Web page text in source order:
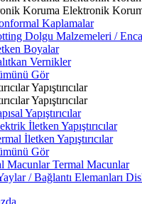
Elektronik
Kaplamalar
Dolgu Malzemeleri /
Boyalar
Vernikler
Gör
Yapıştırıcılar
Yapıştırıcılar
Yapıştırıcılar
İletken Yapıştırıcılar
İletken Yapıştırıcılar
Gör
Termal Macunlar